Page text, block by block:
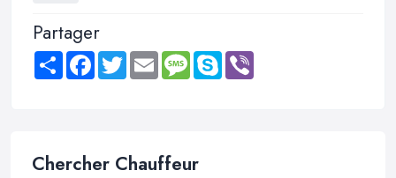
Partager
Share FacebookTwitter Email MessageSkype
Chercher Chauffeur